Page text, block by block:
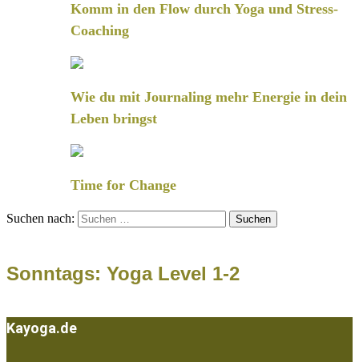
Komm in den Flow durch Yoga und Stress-
Coaching
Wie du mit Journaling mehr Energie in dein
Leben bringst
Time for Change
Suchen nach:
Sonntags: Yoga Level 1-2
Kayoga.de